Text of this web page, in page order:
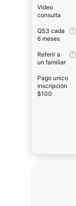
Video
consulta
QS3 cada
6 meses
Referir a
un familiar
Pago unico
inscripción
$100